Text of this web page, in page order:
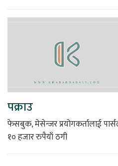
पक्राउ
फेसबुक, मेसेन्जर प्रयोगकर्तालाई
१० हजार रुपैयाँ ठगी